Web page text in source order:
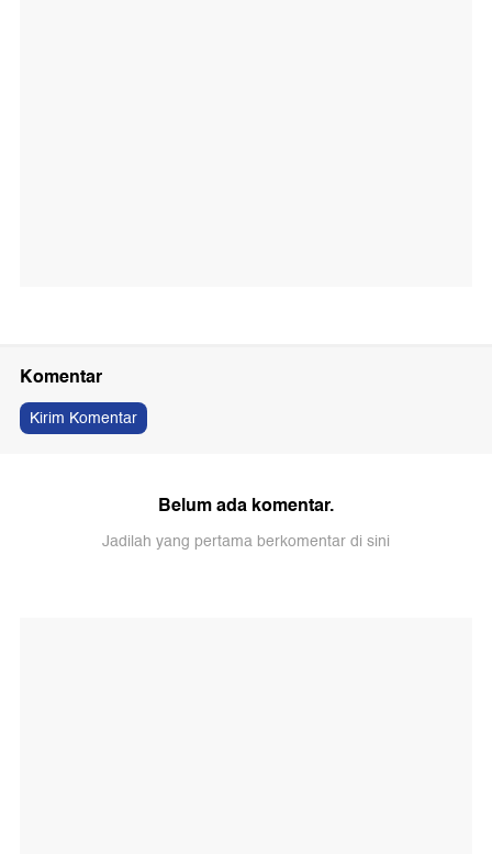
Komentar
Kirim Komentar
Belum ada komentar.
Jadilah yang pertama berkomentar di sini